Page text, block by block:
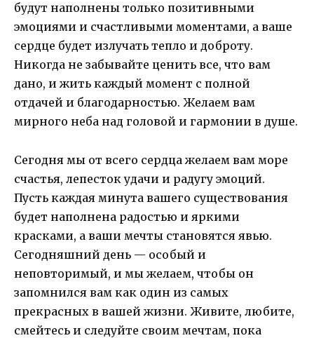
будут наполнены только позитивными
эмоциями и счастливыми моментами, а ваше
сердце будет излучать тепло и доброту.
Никогда не забывайте ценить все, что вам
дано, и жить каждый момент с полной
отдачей и благодарностью. Желаем вам
мирного неба над головой и гармонии в душе.
Сегодня мы от всего сердца желаем вам море
счастья, лепесток удачи и радугу эмоций.
Пусть каждая минута вашего существования
будет наполнена радостью и яркими
красками, а ваши мечты становятся явью.
Сегодняшний день — особый и
неповторимый, и мы желаем, чтобы он
запомнился вам как один из самых
прекрасных в вашей жизни. Живите, любите,
смейтесь и следуйте своим мечтам, пока